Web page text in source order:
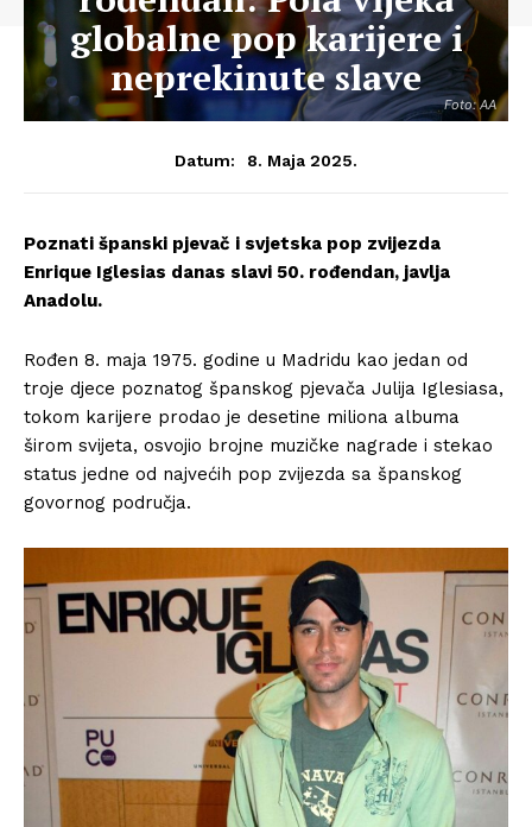
Foto: AA
globalne pop karijere i
neprekinute slave
Datum: 8. Maja 2025.
Poznati španski pjevač i svjetska pop zvijezda
Enrique Iglesias danas slavi 50. rođendan, javlja
Anadolu.
Rođen 8. maja 1975. godine u Madridu kao jedan od
troje djece poznatog španskog pjevača Julija Iglesiasa,
tokom karijere prodao je desetine miliona albuma
širom svijeta, osvojio brojne muzičke nagrade i stekao
status jedne od najvećih pop zvijezda sa španskog
govornog područja.